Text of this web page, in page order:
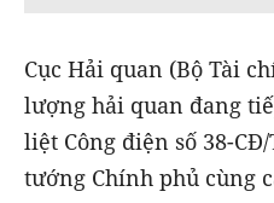
Cục Hải quan (Bộ Tài
lượng hải quan đang
liệt Công điện số 38-
tướng Chính phủ cùng